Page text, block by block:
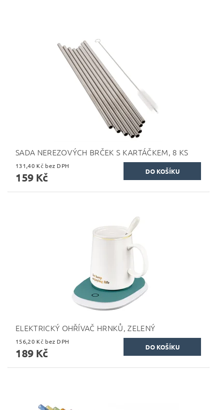
SADA NEREZOVÝCH BRČEK S KARTÁČKEM, 8 KS
131,40 Kč bez DPH
159 Kč
ELEKTRICKÝ OHŘÍVAČ HRNKŮ, ZELENÝ
156,20 Kč bez DPH
189 Kč